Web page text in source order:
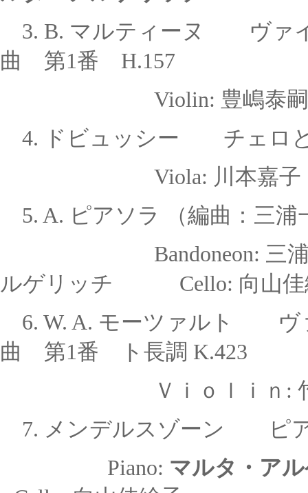
3. B. マルティーヌ ヴァイ
曲 第1番 H.157
Violin: 豊嶋
4.
ドビュッシー チェロ
Viola: 川本
5. A. ピアソラ （編曲：三
Bandoneon:
ルゲリッチ Cello: 向山佳
6. W. A. モーツァルト ヴ
曲 第1番 ト長調 K.423
Ｖｉｏｌｉ
7. メンデルスゾーン
ピア
Piano: マルタ・ア